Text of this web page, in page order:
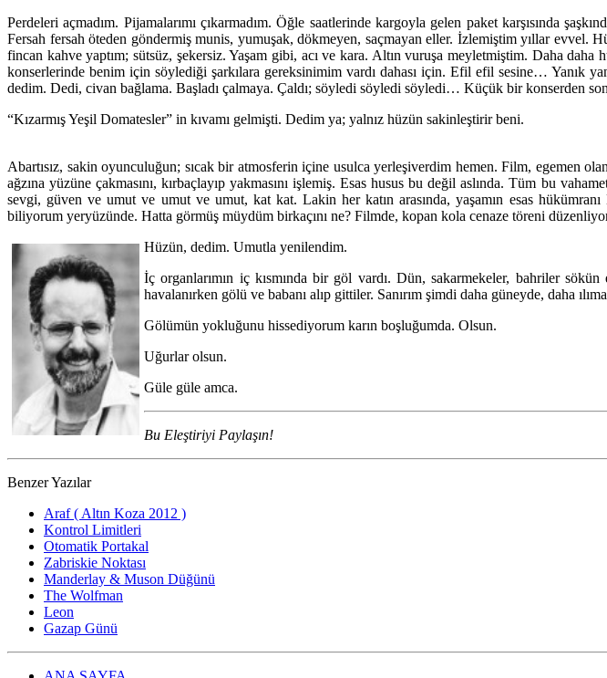
Perdeleri açmadım. Pijamalarımı çıkarmadım. Öğle saatlerinde kargoyla gelen paket karşısında
Fersah fersah öteden göndermiş munis, yumuşak, dökmeyen, saçmayan eller. İzlemiştim yıllar
fincan kahve yaptım; sütsüz, şekersiz. Yaşam gibi, acı ve kara. Altın vuruşa meyletmiştim. Daha
konserlerinde benim için söylediği şarkılara gereksinimim vardı dahası için. Efil efil sesine… Yanık
dedim. Dedi, civan bağlama. Başladı çalmaya. Çaldı; söyledi söyledi söyledi… Küçük bir konserden
“Kızarmış Yeşil Domatesler” in kıvamı gelmişti. Dedim ya; yalnız hüzün sakinleştirir beni.
Abartısız, sakin oyunculuğun; sıcak bir atmosferin içine usulca yerleşiverdim hemen. Film, egemen
ağzına yüzüne çakmasını, kırbaçlayıp yakmasını işlemiş. Esas husus bu değil aslında. Tüm bu
sevgi, güven ve umut ve umut ve umut, kat kat. Lakin her katın arasında, yaşamın esas
biliyorum yeryüzünde. Hatta görmüş müydüm birkaçını ne? Filmde, kopan kola cenaze töreni
Hüzün, dedim. Umutla yenilendim.
İç organlarımın iç kısmında bir göl vardı. Dün, sakarmekeler, bahriler
havalanırken gölü ve babanı alıp gittiler. Sanırım şimdi daha güneyde, daha
Gölümün yokluğunu hissediyorum karın boşluğumda. Olsun.
Uğurlar olsun.
Güle güle amca.
Bu Eleştiriyi Paylaşın!
Benzer Yazılar
Araf ( Altın Koza 2012 )
Kontrol Limitleri
Otomatik Portakal
Zabriskie Noktası
Manderlay & Muson Düğünü
The Wolfman
Leon
Gazap Günü